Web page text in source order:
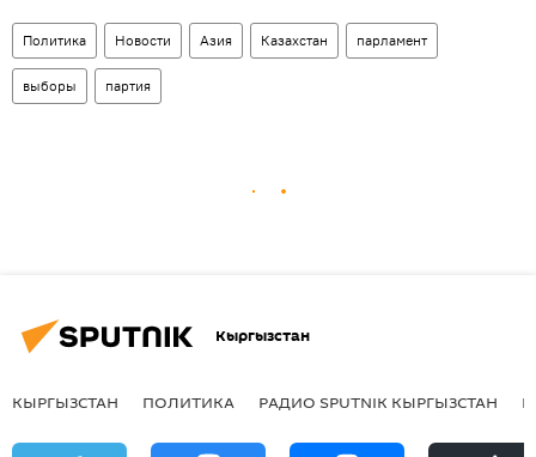
Политика Новости Азия Казахстан парламент
выборы партия
Кыргызстан
КЫРГЫЗСТАН ПОЛИТИКА РАДИО SPUTNIK КЫРГЫЗСТАН